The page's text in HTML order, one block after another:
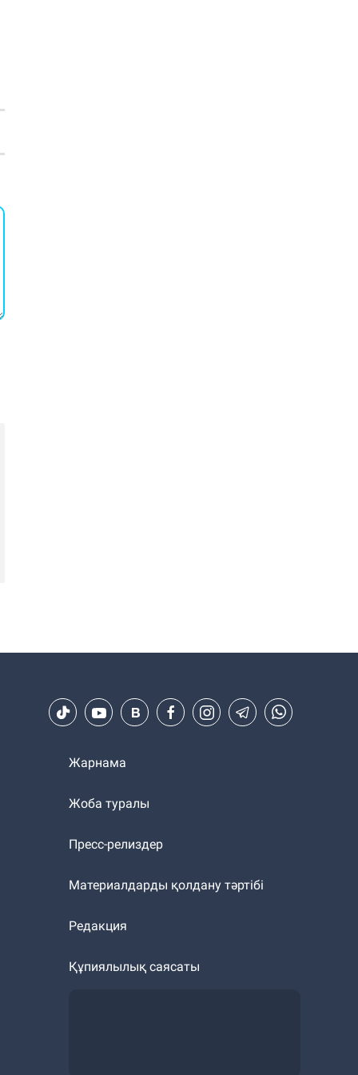
Жарнама
Жоба туралы
Пресс-релиздер
Материалдарды қолдану тәртібі
Редакция
Құпиялылық саясаты